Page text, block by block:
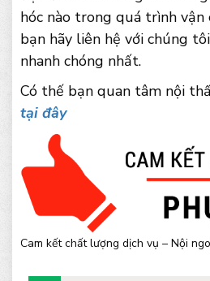
hóc nào trong quá trình vận
bạn hãy liên hệ với chúng
nhanh chóng nhất.
Có thế bạn quan tâm nội
tại đây
Cam kết chất lượng dịch vụ – Nội